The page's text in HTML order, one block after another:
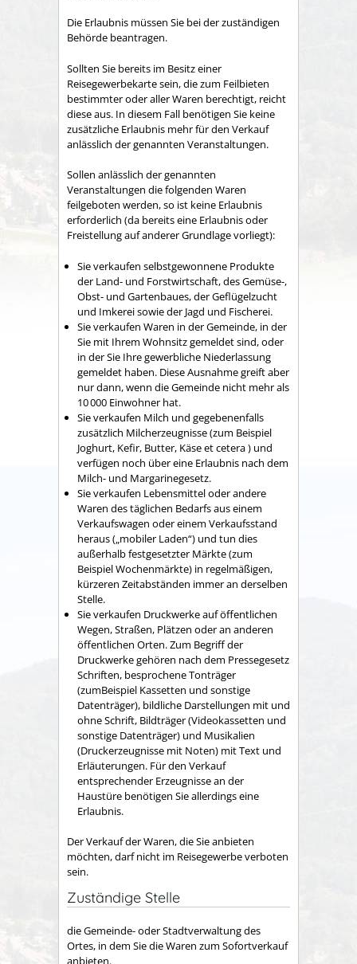
Die Erlaubnis müssen Sie bei der zuständigen
Behörde beantragen.
Sollten Sie bereits im Besitz einer
Reisegewerbekarte sein, die zum Feilbieten
bestimmter oder aller Waren berechtigt, reicht
diese aus. In diesem Fall benötigen Sie keine
zusätzliche Erlaubnis mehr für den Verkauf
anlässlich der genannten Veranstaltungen.
Sollen anlässlich der genannten
Veranstaltungen die folgenden Waren
feilgeboten werden, so ist keine Erlaubnis
erforderlich (da bereits eine Erlaubnis oder
Freistellung auf anderer Grundlage vorliegt):
Sie verkaufen selbstgewonnene Produkte
der Land- und Forstwirtschaft, des Gemüse-,
Obst- und Gartenbaues, der Geflügelzucht
und Imkerei sowie der Jagd und Fischerei.
Sie verkaufen Waren in der Gemeinde, in der
Sie mit Ihrem Wohnsitz gemeldet sind, oder
in der Sie Ihre gewerbliche Niederlassung
gemeldet haben. Diese Ausnahme greift aber
nur dann, wenn die Gemeinde nicht mehr als
10 000 Einwohner hat.
Sie verkaufen Milch und gegebenenfalls
zusätzlich Milcherzeugnisse (zum Beispiel
Joghurt, Kefir, Butter, Käse et cetera ) und
verfügen noch über eine Erlaubnis nach dem
Milch- und Margarinegesetz.
Sie verkaufen Lebensmittel oder andere
Waren des täglichen Bedarfs aus einem
Verkaufswagen oder einem Verkaufsstand
heraus („mobiler Laden“) und tun dies
außerhalb festgesetzter Märkte (zum
Beispiel Wochenmärkte) in regelmäßigen,
kürzeren Zeitabständen immer an derselben
Stelle.
Sie verkaufen Druckwerke auf öffentlichen
Wegen, Straßen, Plätzen oder an anderen
öffentlichen Orten. Zum Begriff der
Druckwerke gehören nach dem Pressegesetz
Schriften, besprochene Tonträger
(zumBeispiel Kassetten und sonstige
Datenträger), bildliche Darstellungen mit und
ohne Schrift, Bildträger (Videokassetten und
sonstige Datenträger) und Musikalien
(Druckerzeugnisse mit Noten) mit Text und
Erläuterungen. Für den Verkauf
entsprechender Erzeugnisse an der
Haustüre benötigen Sie allerdings eine
Erlaubnis.
Der Verkauf der Waren, die Sie anbieten
möchten, darf nicht im Reisegewerbe verboten
sein.
Zuständige Stelle
die Gemeinde- oder Stadtverwaltung des
Ortes, in dem Sie die Waren zum Sofortverkauf
anbieten.